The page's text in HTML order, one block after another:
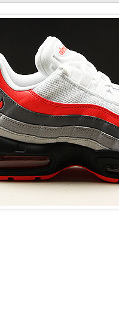
Dein
White Bright Crimson